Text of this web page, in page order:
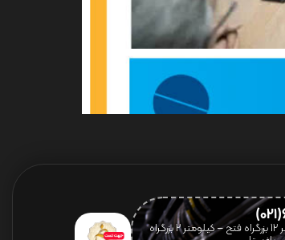
آدرس: تهران -کیلومتر 12 بزرگراه فتح – کیلومتر ۲ بزرگراه